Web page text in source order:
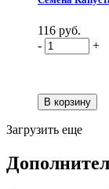
116 руб.
-
+
Загрузить еще